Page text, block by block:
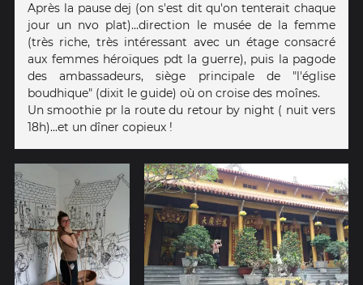
Après la pause dej (on s'est dit qu'on tenterait chaque
jour un nvo plat)...direction le musée de la femme
(très riche, très intéressant avec un étage consacré
aux femmes héroïques pdt la guerre), puis la pagode
des ambassadeurs, siège principale de "l'église
boudhique" (dixit le guide) où on croise des moînes.
Un smoothie pr la route du retour by night ( nuit vers
18h)...et un dîner copieux !